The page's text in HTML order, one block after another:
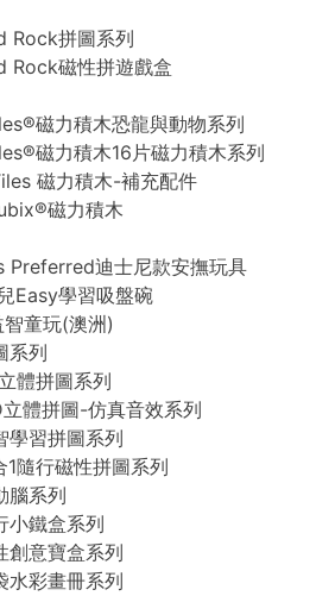
Rock拼圖系列
Rock磁性拼遊戲盒
磁力積木恐龍與動物系列
磁力積木16片磁力積木系列
磁力積木-補充配件
磁力積木
Preferred迪士尼款安撫玩具
Easy學習吸盤碗
童玩(澳洲)
系列
體拼圖系列
體拼圖-仿真音效系列
學習拼圖系列
隨行磁性拼圖系列
腦系列
小鐵盒系列
創意寶盒系列
水彩畫冊系列